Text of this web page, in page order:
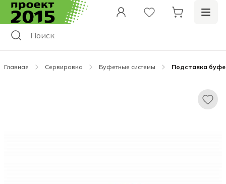
Главная Сервировка Буфетные системы Подставка